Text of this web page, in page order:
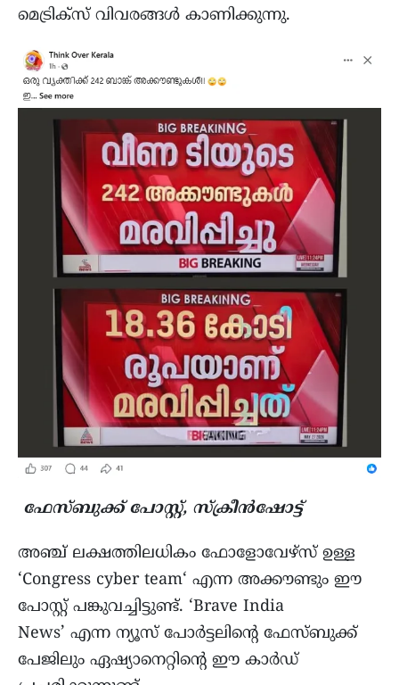
മെട്രിക്‌സ് വിവരങ്ങൾ കാണിക്കുന്നു.
ഫേസ്ബുക്ക് പോസ്റ്റ്, സ്ക്രീന്‍ഷോട്ട്
അഞ്ച് ലക്ഷത്തിലധികം ഫോളോവേഴ്സ് ഉള്ള
‘Congress cyber team‘ എന്ന അക്കൗണ്ടും ഈ
പോസ്റ്റ് പങ്കുവച്ചിട്ടുണ്ട്. ‘Brave India
News’ എന്ന ന്യൂസ്‌ പോര്‍ട്ടലിന്റെ ഫേസ്ബുക്ക്
പേജിലും ഏഷ്യാനെറ്റിന്റെ ഈ കാര്‍ഡ്‌